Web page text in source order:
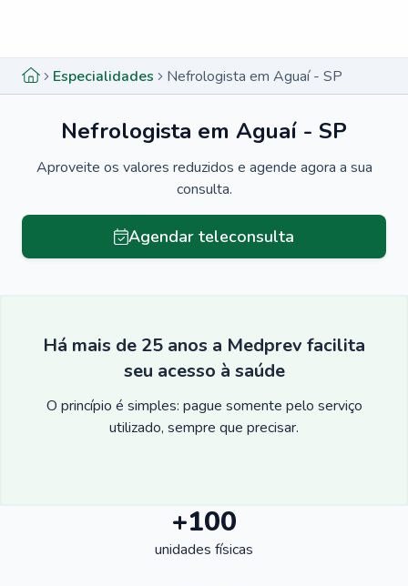
Especialidades Nefrologista em Aguaí - SP
Nefrologista em Aguaí - SP
Aproveite os valores reduzidos e agende agora a sua
consulta.
Agendar teleconsulta
Há mais de 25 anos a Medprev facilita
seu acesso à saúde
O princípio é simples: pague somente pelo serviço
utilizado, sempre que precisar.
+100
unidades físicas